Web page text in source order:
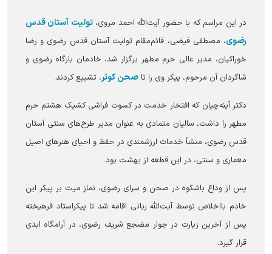
در این مراسم که با حضور آیت‌الله احمد مروی،تولیت آستان قدس
رضوی، مصطفی فیضی، قائم‌مقام تولیت آستان قدس رضوی و رضا
خوراکیان، مدیر عالی حرم مطهر برگزار شد، خادمان بارگاه رضوی و
شاگردان آن مرحوم، پیکر وی را تا صحن کوثر، تشییع کردند.
دکتر آینه‌چیان که افتخار خدمت در کسوت فراشی کشیک هشتم حرم
مطهر را داشت، سالیان متمادی به عنوان مدیر طرح‌های سنتی آستان
قدس رضوی، منشأ خدمات ارزشمندی در حفظ و احیای هنر‌های اصیل
معماری و سنتی، در این قطعه از بهشت بود.
پس از وداع باشکوه در صحن و سرای رضوی، نماز میت بر پیکر این
خادم بااخلاص توسط آیت‌الله ربانی اقامه شد تا پیکراستاد فرهیخته
پس از آخرین زیارت در جوار مضجع شریف رضوی، در آرامگاه ابدی
قرار گیرد.